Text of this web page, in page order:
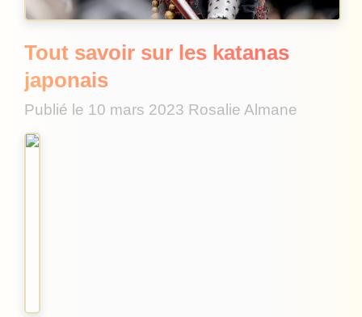
Tout savoir sur les katanas
japonais
Publié le 10 mars 2023 Rosalie Almane